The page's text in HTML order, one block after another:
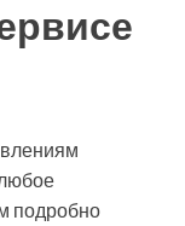
подробно